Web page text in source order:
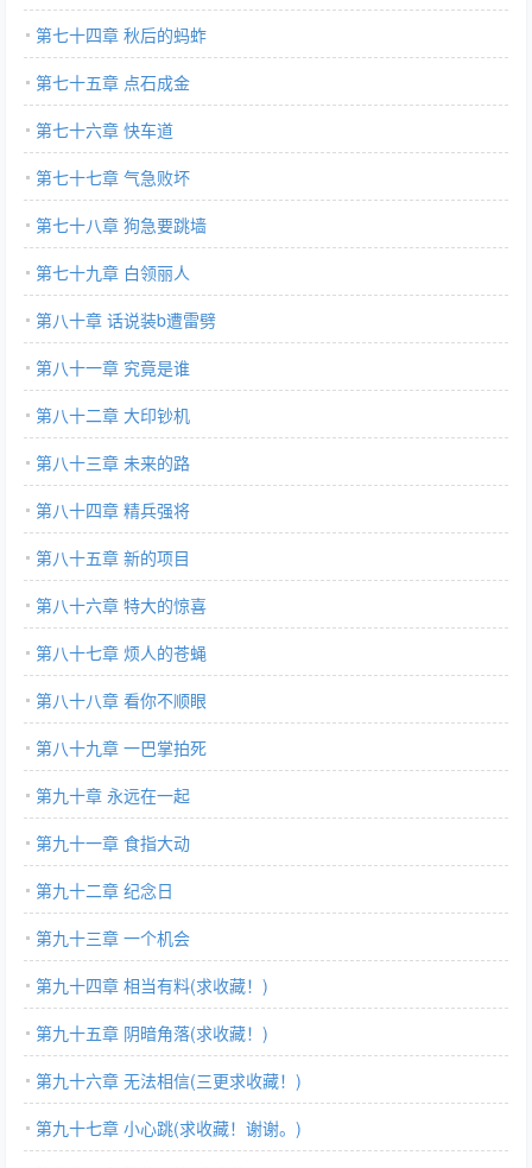
第七十四章 秋后的蚂蚱
第七十五章 点石成金
第七十六章 快车道
第七十七章 气急败坏
第七十八章 狗急要跳墙
第七十九章 白领丽人
第八十章 话说装b遭雷劈
第八十一章 究竟是谁
第八十二章 大印钞机
第八十三章 未来的路
第八十四章 精兵强将
第八十五章 新的项目
第八十六章 特大的惊喜
第八十七章 烦人的苍蝇
第八十八章 看你不顺眼
第八十九章 一巴掌拍死
第九十章 永远在一起
第九十一章 食指大动
第九十二章 纪念日
第九十三章 一个机会
第九十四章 相当有料(求收藏！)
第九十五章 阴暗角落(求收藏！)
第九十六章 无法相信(三更求收藏！)
第九十七章 小心跳(求收藏！谢谢。)